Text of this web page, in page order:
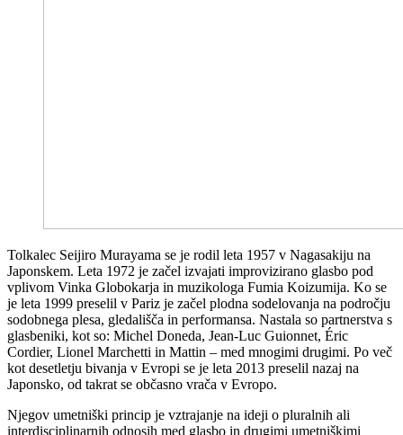
Tolkalec Seijiro Murayama se je rodil leta 1957 v Nagasakiju na
Japonskem. Leta 1972 je začel izvajati improvizirano glasbo pod
vplivom Vinka Globokarja in muzikologa Fumia Koizumija. Ko se
je leta 1999 preselil v Pariz je začel plodna sodelovanja na področju
sodobnega plesa, gledališča in performansa. Nastala so partnerstva s
glasbeniki, kot so: Michel Doneda, Jean-Luc Guionnet, Éric
Cordier, Lionel Marchetti in Mattin – med mnogimi drugimi. Po več
kot desetletju bivanja v Evropi se je leta 2013 preselil nazaj na
Japonsko, od takrat se občasno vrača v Evropo.
Njegov umetniški princip je vztrajanje na ideji o pluralnih ali
interdisciplinarnih odnosih med glasbo in drugimi umetniškimi